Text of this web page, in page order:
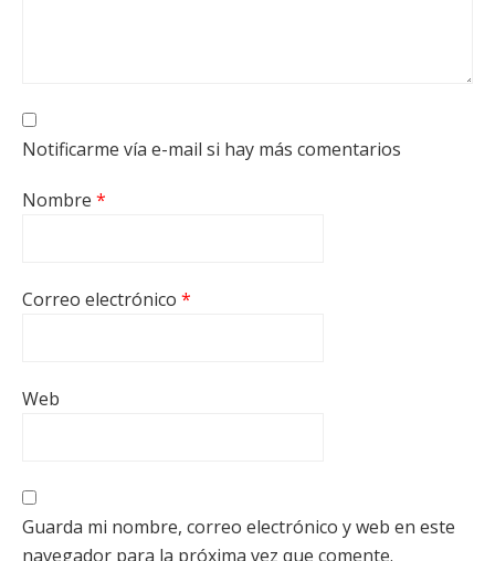
Notificarme vía e-mail si hay más comentarios
Nombre *
Correo electrónico *
Web
Guarda mi nombre, correo electrónico y web en este
navegador para la próxima vez que comente.